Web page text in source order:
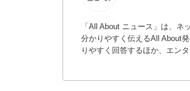
「All About ニュース」は、
分かりやすく伝えるAll About
りやすく回答するほか、エン